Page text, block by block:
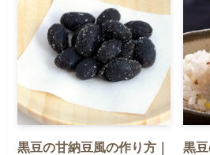
黒豆の甘納豆風の作り方｜
黒